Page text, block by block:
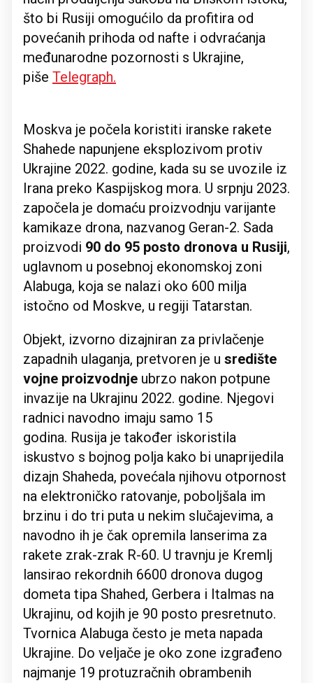
što bi Rusiji omogućilo da profitira od
povećanih prihoda od nafte i odvraćanja
međunarodne pozornosti s Ukrajine,
piše Telegraph.
Moskva je počela koristiti iranske rakete
Shahede napunjene eksplozivom protiv
Ukrajine 2022. godine, kada su se uvozile iz
Irana preko Kaspijskog mora. U srpnju 2023.
započela je domaću proizvodnju varijante
kamikaze drona, nazvanog Geran-2. Sada
proizvodi 90 do 95 posto dronova u Rusiji,
uglavnom u posebnoj ekonomskoj zoni
Alabuga, koja se nalazi oko 600 milja
istočno od Moskve, u regiji Tatarstan.
Objekt, izvorno dizajniran za privlačenje
zapadnih ulaganja, pretvoren je u središte
vojne proizvodnje ubrzo nakon potpune
invazije na Ukrajinu 2022. godine. Njegovi
radnici navodno imaju samo 15
godina. Rusija je također iskoristila
iskustvo s bojnog polja kako bi unaprijedila
dizajn Shaheda, povećala njihovu otpornost
na elektroničko ratovanje, poboljšala im
brzinu i do tri puta u nekim slučajevima, a
navodno ih je čak opremila lanserima za
rakete zrak-zrak R-60. U travnju je Kremlj
lansirao rekordnih 6600 dronova dugog
dometa tipa Shahed, Gerbera i Italmas na
Ukrajinu, od kojih je 90 posto presretnuto.
Tvornica Alabuga često je meta napada
Ukrajine. Do veljače je oko zone izgrađeno
najmanje 19 protuzračnih obrambenih